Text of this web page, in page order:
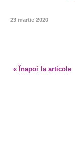
23 martie 2020